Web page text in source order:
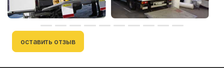
оставить отзыв